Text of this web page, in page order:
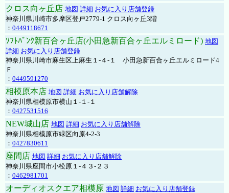
クロス向ヶ丘店 地図 詳細 お気に入り店舗登録
神奈川県川崎市多摩区登戸2779-1 クロス向ヶ丘3階
： 0449118671
ｿﾌﾄﾊﾞﾝｸ新百合ヶ丘店(小田急新百合ヶ丘エルミロード) 地図
詳細 お気に入り店舗登録
神奈川県川崎市麻生区上麻生１-４-１ 小田急新百合ヶ丘エルミロード4
Ｆ
： 0449591270
相模原本店 地図 詳細 お気に入り店舗解除
神奈川県相模原市横山１-１-１
： 0427531516
NEW城山店 地図 詳細 お気に入り店舗解除
神奈川県相模原市緑区向原4-2-3
： 0427830611
座間店 地図 詳細 お気に入り店舗解除
神奈川県座間市小松原１-４３-２３
： 0462981701
オーディオスクエア相模原 地図 詳細 お気に入り店舗登録